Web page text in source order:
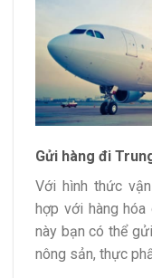
Gửi hàng đi
Với hình thức
hợp với hàng hóa
này bạn có thể
nông sản, thực